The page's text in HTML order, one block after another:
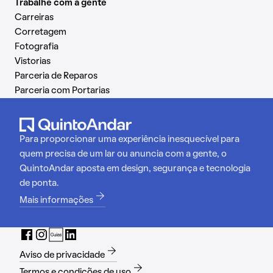
Trabalhe com a gente
Carreiras
Corretagem
Fotografia
Vistorias
Parceria de Reparos
Parceria com Portarias
Para proporcionar uma experiência inesquecível para
quem precisa de um lar ou anuncia com a gente, o
QuintoAndar aposta em design, segurança e tecnologia
de ponta.
Mais informações
Aviso de privacidade